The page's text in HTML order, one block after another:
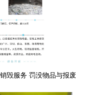
毁服务 罚没物品与报废